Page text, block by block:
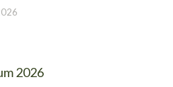
2026